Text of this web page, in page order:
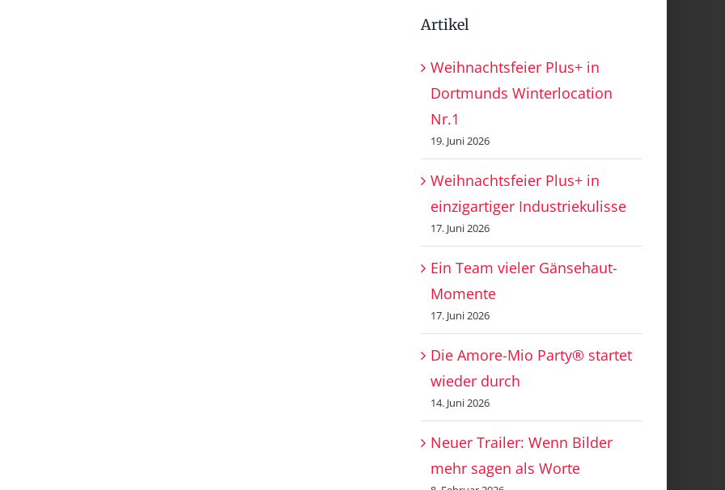
Artikel
Weihnachtsfeier Plus+ in
Dortmunds Winterlocation
Nr.1
19. Juni 2026
Weihnachtsfeier Plus+ in
einzigartiger Industriekulisse
17. Juni 2026
Ein Team vieler Gänsehaut-
Momente
17. Juni 2026
Die Amore-Mio Party® startet
wieder durch
14. Juni 2026
Neuer Trailer: Wenn Bilder
mehr sagen als Worte